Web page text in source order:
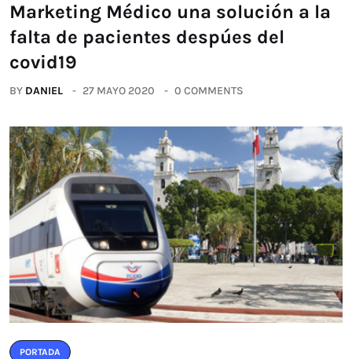
Marketing Médico una solución a la
falta de pacientes despúes del
covid19
BY DANIEL 27 MAYO 2020 0 COMMENTS
PORTADA